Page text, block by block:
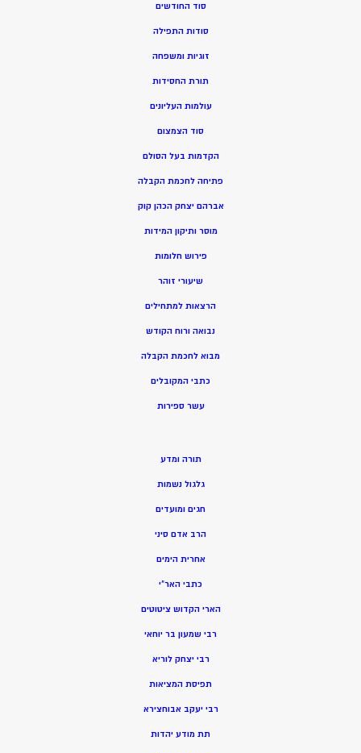
סוד החודשים
סודות התפילה
זוגיות ומשפחה
תורת החסידות
עולמות העליונים
סוד הצמצום
הקדמות בעל הסולם
פתיחה לחכמת הקבלה
אברהם יצחק הכהן קוק
מוסר ותיקון המידות
פירוש חלומות
שיעורי זוהר
הרצאות למתחילים
נבואה ורוח הקודש
מבוא לחכמת הקבלה
כתבי המקובלים
עשר ספירות
תורה ומדע
גלגול נשמות
חגים ומועדים
הרב אדם סיני
אחרית הימים
כתבי האר”י
הארי הקדוש ציטוטים
רבי שמעון בר יוחאי
רבי יצחק לוריא
תפיסת המציאות
רבי יעקב אבוחצירא
תת מודע יהדות